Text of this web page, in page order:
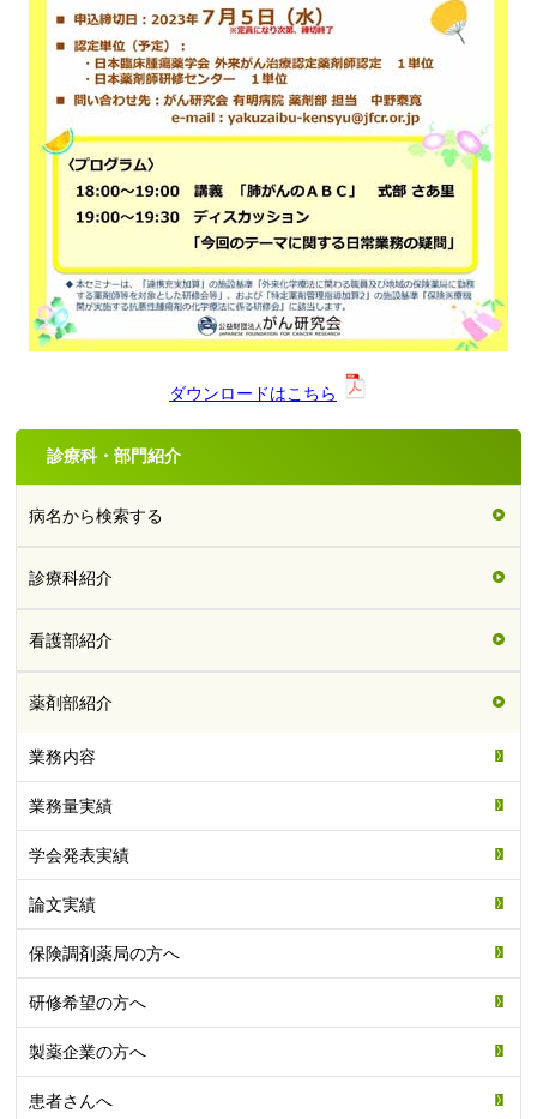
ダウンロードはこちら
診療科・部門紹介
病名から検索する
診療科紹介
看護部紹介
薬剤部紹介
業務内容
業務量実績
学会発表実績
論文実績
保険調剤薬局の方へ
研修希望の方へ
製薬企業の方へ
患者さんへ